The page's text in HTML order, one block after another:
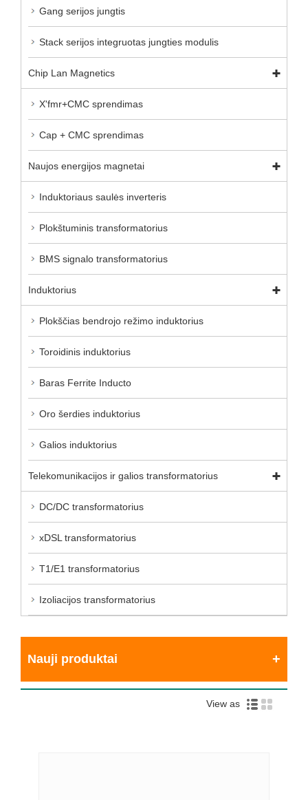
Gang serijos jungtis
Stack serijos integruotas jungties modulis
Chip Lan Magnetics
X'fmr+CMC sprendimas
Cap + CMC sprendimas
Naujos energijos magnetai
Induktoriaus saulės inverteris
Plokštuminis transformatorius
BMS signalo transformatorius
Induktorius
Plokščias bendrojo režimo induktorius
Toroidinis induktorius
Baras Ferrite Inducto
Oro šerdies induktorius
Galios induktorius
Telekomunikacijos ir galios transformatorius
DC/DC transformatorius
xDSL transformatorius
T1/E1 transformatorius
Izoliacijos transformatorius
Nauji produktai
View as